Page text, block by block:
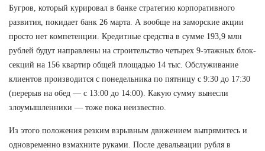
Бугров, который курировал в банке стратегию корпоративного
развития, покидает банк 26 марта. А вообще на заморские акции
просто нет компетенции. Кредитные средства в сумме 193,9 млн
рублей будут направлены на строительство четырех 9-этажных блок-
секций на 156 квартир общей площадью 14 тыс. Обслуживание
клиентов производится с понедельника по пятницу с 9:30 до 17:30
(перерыв на обед — с 13:00 до 14:00). Какую сумму вынесли
злоумышленники — тоже пока неизвестно.
Из этого положения резким взрывным движением выпрямитесь и
одновременно взмахните руками. После девальвации рубля в